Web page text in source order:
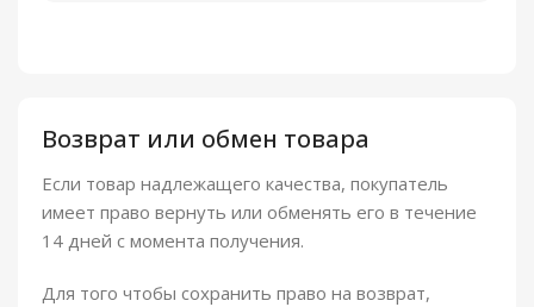
Возврат или обмен товара
Если товар надлежащего качества, покупатель
имеет право вернуть или обменять его в течение
14 дней с момента получения.
Для того чтобы сохранить право на возврат,